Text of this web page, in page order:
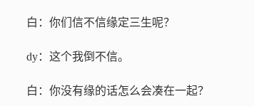
白：你们信不信缘定三生呢？
dy：这个我倒不信。
白：你没有缘的话怎么会凑在一起？